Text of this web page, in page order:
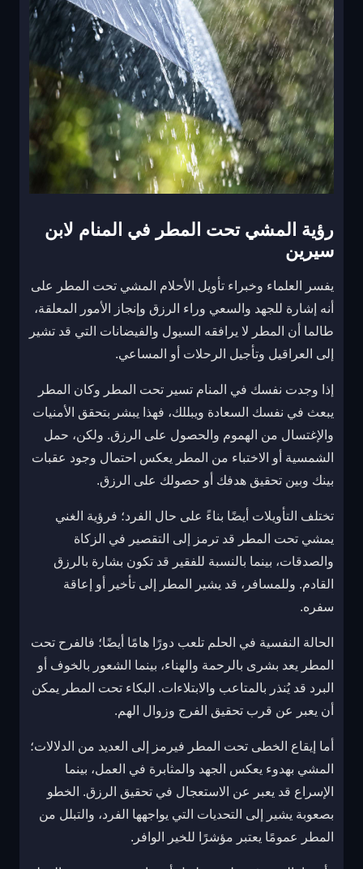
رؤية المشي تحت المطر في المنام لابن
سيرين
يفسر العلماء وخبراء تأويل الأحلام المشي تحت المطر على
أنه إشارة للجهد والسعي وراء الرزق وإنجاز الأمور المعلقة،
طالما أن المطر لا يرافقه السيول والفيضانات التي قد تشير
إلى العراقيل وتأجيل الرحلات أو المساعي.
إذا وجدت نفسك في المنام تسير تحت المطر وكان المطر
يبعث في نفسك السعادة ويبللك، فهذا يبشر بتحقق الأمنيات
والإغتسال من الهموم والحصول على الرزق. ولكن، حمل
الشمسية أو الاختباء من المطر يعكس احتمال وجود عقبات
بينك وبين تحقيق هدفك أو حصولك على الرزق.
تختلف التأويلات أيضًا بناءً على حال الفرد؛ فرؤية الغني
يمشي تحت المطر قد ترمز إلى التقصير في الزكاة
والصدقات، بينما بالنسبة للفقير قد تكون بشارة بالرزق
القادم. وللمسافر، قد يشير المطر إلى تأخير أو إعاقة
سفره.
الحالة النفسية في الحلم تلعب دورًا هامًا أيضًا؛ فالفرح تحت
المطر يعد بشرى بالرحمة والهناء، بينما الشعور بالخوف أو
البرد قد يُنذر بالمتاعب والابتلاءات. البكاء تحت المطر يمكن
أن يعبر عن قرب تحقيق الفرج وزوال الهم.
أما إيقاع الخطى تحت المطر فيرمز إلى العديد من الدلالات؛
المشي بهدوء يعكس الجهد والمثابرة في العمل، بينما
الإسراع قد يعبر عن الاستعجال في تحقيق الرزق. الخطو
بصعوبة يشير إلى التحديات التي يواجهها الفرد، والتبلل من
المطر عمومًا يعتبر مؤشرًا للخير الوافر.